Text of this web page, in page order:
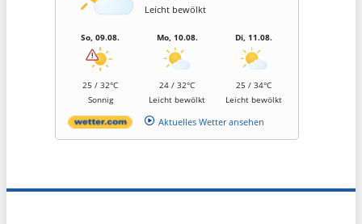
Leicht bewölkt
So, 09.08.
25 / 32°C
Sonnig
Mo, 10.08.
24 / 32°C
Leicht bewölkt
Di, 11.08.
25 / 34°C
Leicht bewölkt
Aktuelles Wetter ansehen